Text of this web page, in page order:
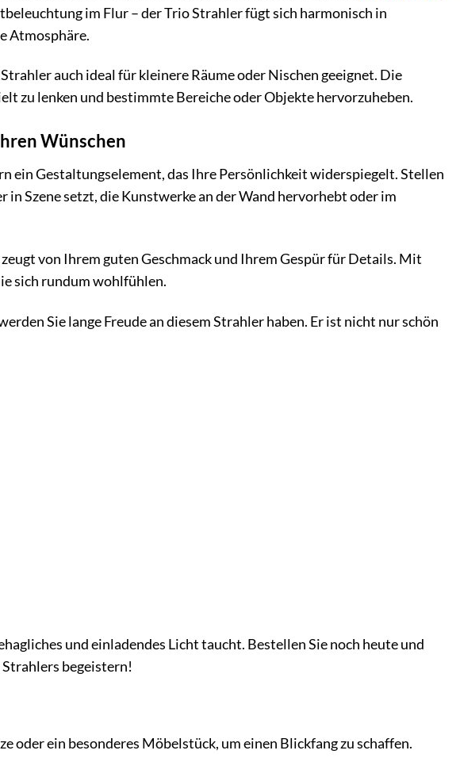
im Flur – der Trio Strahler fügt sich harmonisch in
Atmosphäre.
auch ideal für kleinere Räume oder Nischen geeignet. Die
zu lenken und bestimmte Bereiche oder Objekte hervorzuheben.
Wünschen
ein Gestaltungselement, das Ihre Persönlichkeit widerspiegelt. Stellen
Szene setzt, die Kunstwerke an der Wand hervorhebt oder im
von Ihrem guten Geschmack und Ihrem Gespür für Details. Mit
sich rundum wohlfühlen.
Sie lange Freude an diesem Strahler haben. Er ist nicht nur schön
und einladendes Licht taucht. Bestellen Sie noch heute und
begeistern!
oder ein besonderes Möbelstück, um einen Blickfang zu schaffen.